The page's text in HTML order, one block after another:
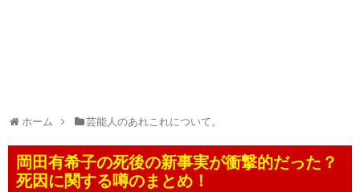
ホーム 芸能人のあれこれについて。
岡田有希子の死後の新事実が衝撃的だった？
死因に関する噂のまとめ！